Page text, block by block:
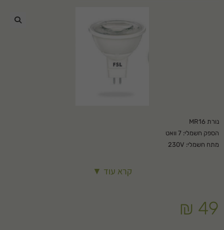
נורת MR16
הספק חשמלי: 7 וואט
מתח חשמלי: 230V
קרא עוד ▼
₪ 49